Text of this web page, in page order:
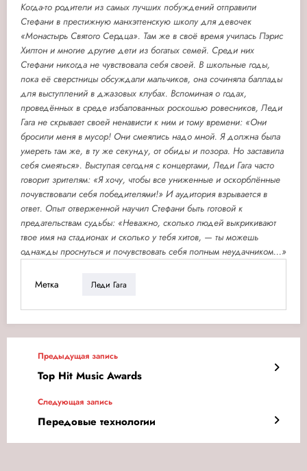
Когда-то родители из самых лучших побуждений отправили
Стефани в престижную манхэттенскую школу для девочек
«Монастырь Святого Сердца». Там же в своё время училась Пэрис
Хилтон и многие другие дети из богатых семей. Среди них
Стефани никогда не чувствовала себя своей. В школьные годы,
пока её сверстницы обсуждали мальчиков, она сочиняла баллады
для выступлений в джазовых клубах. Вспоминая о годах,
проведённых в среде избалованных роскошью ровесников, Леди
Гага не скрывает своей ненависти к ним и тому времени: «Они
бросили меня в мусор! Они смеялись надо мной. Я должна была
умереть там же, в ту же секунду, от обиды и позора. Но заставила
себя смеяться». Выступая сегодня с концертами, Леди Гага часто
говорит зрителям: «Я хочу, чтобы все униженные и оскорблённые
почувствовали себя победителями!» И аудитория взрывается в
ответ. Опыт отверженной научил Стефани быть готовой к
предательствам судьбы: «Неважно, сколько людей выкрикивают
твое имя на стадионах и сколько у тебя хитов, — ты можешь
однажды проснуться и почувствовать себя полным неудачником...»
Метка Леди Гага
Предыдущая запись
Top Hit Music Awards
Следующая запись
Передовые технологии